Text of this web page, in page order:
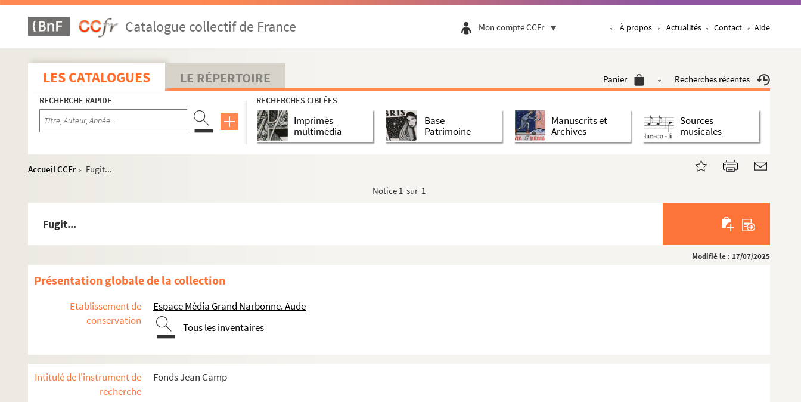
Catalogue collectif de France Mon compte CCFr À propos Actualités Contact Aide
LES CATALOGUES LE RÉPERTOIRE Panier Recherches récentes
RECHERCHE RAPIDE RECHERCHES CIBLÉES
Imprimés
multimédia
Base
Patrimoine
Manuscrits et
Archives
Sources
musicales
Accueil CCFr >
Fugit...
Notice 1 sur 1
Fugit...
Modifié le : 17/07/2025
Présentation globale de la collection
Etablissement de
conservation
Espace Média Grand Narbonne. Aude
Tous les inventaires
Intitulé de l'instrument de
recherche
Fonds Jean Camp
Roman
Théâtre
CAM 3.25. Poèmes tapuscrits sur le thème de la nature
CAM 3.26. Texte et poème dans la revue Septimanie
CAM 3.27. Poèmes volants
CAM 3.28. Poèmes de jeunesse
Ballade des connaisseurs
Poème sans titre
Matin rural
Paris 1905
Croquis d'hiver
Le soufrage